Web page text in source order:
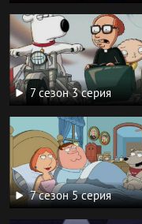
7 сезон 3 серия
7 сезон 5 серия